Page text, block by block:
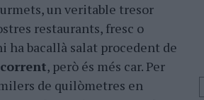
un veritable tresor
restaurants, fresc o
ha bacallà salat procedent de
, però és més car. Per
de quilòmetres en